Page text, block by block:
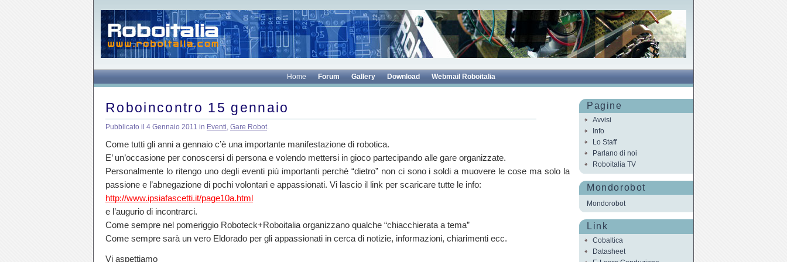
Home Forum Gallery Download Webmail Roboitalia
Roboincontro 15 gennaio
Pubblicato il 4 Gennaio 2011 in Eventi, Gare Robot.
Come tutti gli anni a gennaio c’è una importante manifestazione di robotica.
E’ un’occasione per conoscersi di persona e volendo mettersi in gioco partecipando alle gare organizzate.
Personalmente lo ritengo uno degli eventi più importanti perchè “dietro” non ci sono i soldi a muovere le cose ma solo la
passione e l’abnegazione di pochi volontari e appassionati. Vi lascio il link per scaricare tutte le info:
http://www.ipsiafascetti.it/page10a.html
e l’augurio di incontrarci.
Come sempre nel pomeriggio Roboteck+Roboitalia organizzano qualche “chiacchierata a tema”
Come sempre sarà un vero Eldorado per gli appassionati in cerca di notizie, informazioni, chiarimenti ecc.
Vi aspettiamo
Pagine
Avvisi
Info
Lo Staff
Parlano di noi
Roboitalia TV
Mondorobot
Mondorobot
Link
Cobaltica
Datasheet